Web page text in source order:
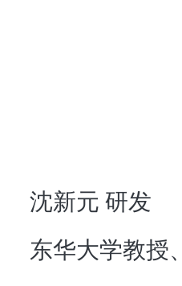
沈新元 研发
东华大学教授